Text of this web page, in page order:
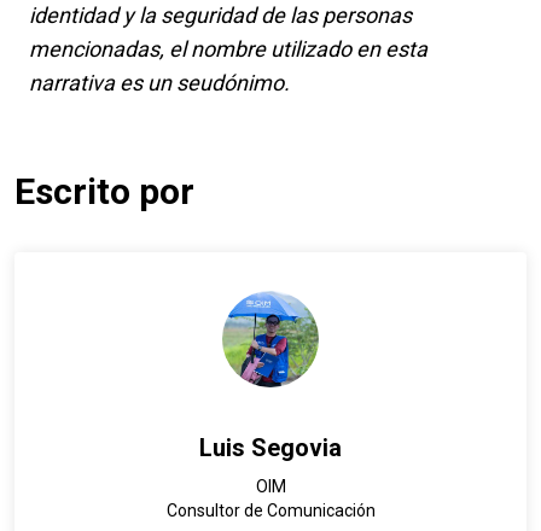
identidad y la seguridad de las personas
mencionadas, el nombre utilizado en esta
narrativa es un seudónimo.
Escrito por
Luis Segovia
OIM
Consultor de Comunicación